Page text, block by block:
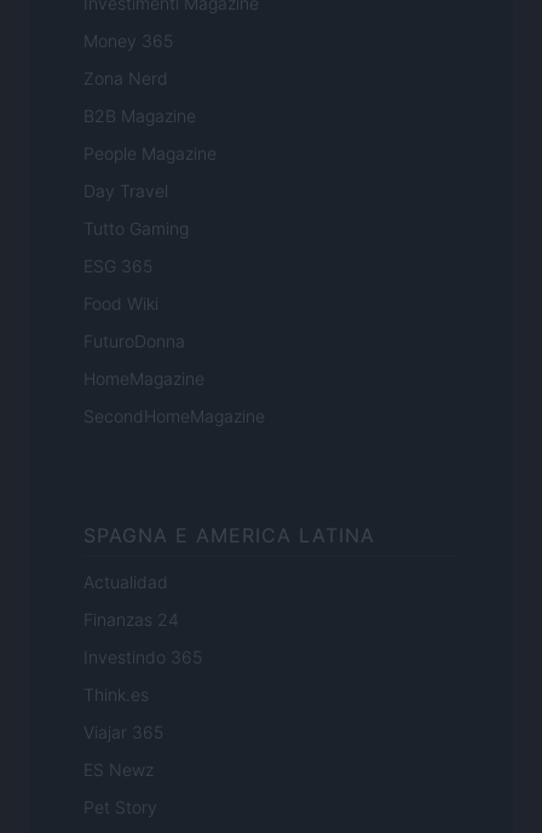
Money 365
Zona Nerd
B2B Magazine
People Magazine
Day Travel
Tutto Gaming
ESG 365
Food Wiki
FuturoDonna
HomeMagazine
SecondHomeMagazine
SPAGNA E AMERICA LATINA
Actualidad
Finanzas 24
Investindo 365
Think.es
Viajar 365
ES Newz
Pet Story